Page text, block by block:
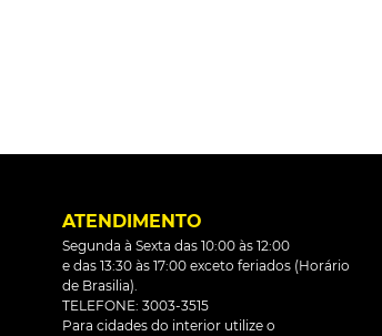
ATENDIMENTO
Segunda à Sexta das 10:00 às 12:00
e das 13:30 às 17:00 exceto feriados (Horário
de Brasilia).
TELEFONE: 3003-3515
Para cidades do interior utilize o